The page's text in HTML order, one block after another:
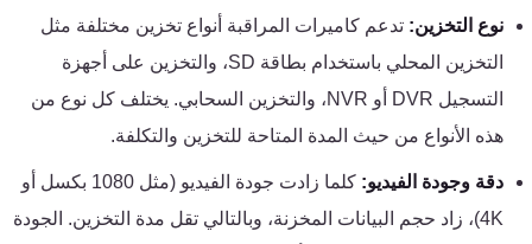
نوع التخزين:تدعم كاميرات المراقبة أنواع تخزين مختلفة مثل
التخزين المحلي باستخدام بطاقة SD، والتخزين على أجهزة
التسجيل DVR أو NVR، والتخزين السحابي. يختلف كل نوع من
هذه الأنواع من حيث المدة المتاحة للتخزين والتكلفة.
دقة وجودة الفيديو:
كلما زادت جودة الفيديو (مثل 1080 بكسل أو
4K)، زاد حجم البيانات المخزنة، وبالتالي تقل مدة التخزين. الجودة
شبكات
المحمول
أنظمة